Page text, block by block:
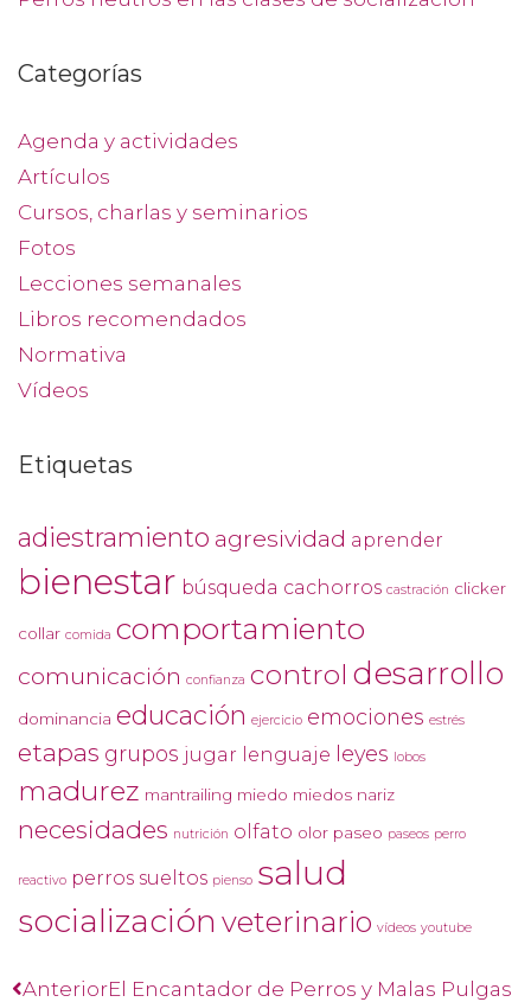
Categorías
Agenda y actividades
Artículos
Cursos, charlas y seminarios
Fotos
Lecciones semanales
Libros recomendados
Normativa
Vídeos
Etiquetas
adiestramiento agresividad aprender
bienestar búsqueda cachorros castración clicker
collar comida comportamiento
comunicación confianza control desarrollo
dominancia educación ejercicio emociones estrés
etapas grupos jugar lenguaje leyes lobos
madurez mantrailing miedo miedos nariz
necesidades nutrición olfato olor paseo paseos perro
reactivo perros sueltos pienso salud
socialización veterinario vídeos youtube
AnteriorEl Encantador de Perros y Malas Pulgas